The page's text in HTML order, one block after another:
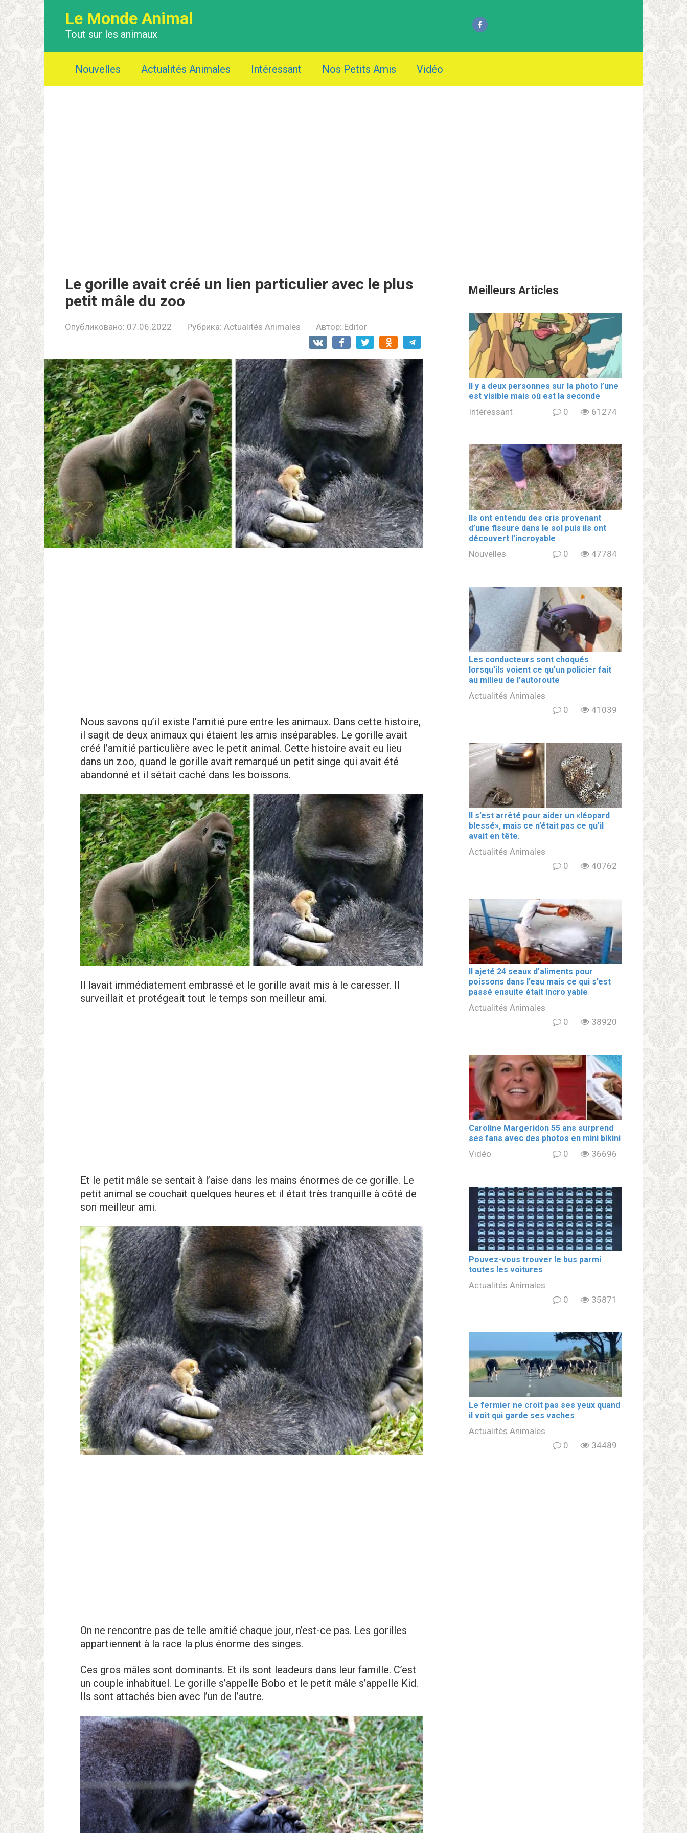
Le Monde Animal
Tout sur les animaux
Nouvelles Actualités Animales Intéressant Nos Petits Amis Vidéo
Le gorille avait créé un lien particulier avec le plus
petit mâle du zoo
Опубликовано: 07.06.2022 Рубрика: Actualités Animales Автор: Editor
Nous savons qu’il existe l’amitié pure entre les animaux. Dans cette histoire,
il sagit de deux animaux qui étaient les amis inséparables. Le gorille avait
créé l’amitié particulière avec le petit animal. Cette histoire avait eu lieu
dans un zoo, quand le gorille avait remarqué un petit singe qui avait été
abandonné et il sétait caché dans les boissons.
Il lavait immédiatement embrassé et le gorille avait mis à le caresser. Il
surveillait et protégeait tout le temps son meilleur ami.
Et le petit mâle se sentait à l’aise dans les mains énormes de ce gorille. Le
petit animal se couchait quelques heures et il était très tranquille à côté de
son meilleur ami.
On ne rencontre pas de telle amitié chaque jour, n’est-ce pas. Les gorilles
appartiennent à la race la plus énorme des singes.
Ces gros mâles sont dominants. Et ils sont leadeurs dans leur famille. C’est
un couple inhabituel. Le gorille s’appelle Bobo et le petit mâle s’appelle Kid.
Ils sont attachés bien avec l’un de l’autre.
Meilleurs Articles
Il y a deux personnes sur la photo l’une
est visible mais où est la seconde
Intéressant 0 61274
Ils ont entendu des cris provenant
d’une fissure dans le sol puis ils ont
découvert l’incroyable
Nouvelles 0 47784
Les conducteurs sont choqués
lorsqu’ils voient ce qu’un policier fait
au milieu de l’autoroute
Actualités Animales
0
41039
Il s’est arrêté pour aider un «léopard
blеssé», mais ce n’était pas ce qu’il
avait en tête.
Actualités Animales
0
40762
Il ajeté 24 seaux d’aliments pour
poissons dans l’eau mais ce qui s’est
passé ensuite était incro yable
Actualités Animales
0
38920
Caroline Margeridon 55 ans surprend
ses fans avec des photos en mini bikini
Vidéo 0 36696
Pouvez-vous trouver le bus parmi
toutes les voitures
Actualités Animales
0
35871
Le fermier ne croit pas ses yeux quand
il voit qui garde ses vaches
Actualités Animales
0
34489